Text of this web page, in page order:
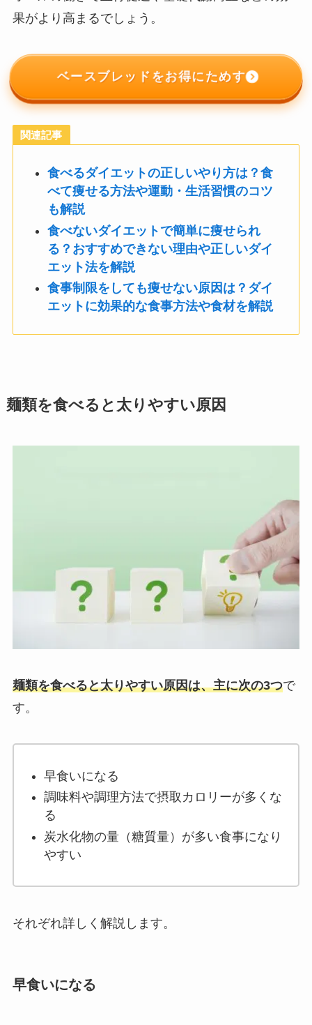
果がより高まるでしょう。
ベースブレッドをお得にためす
関連記事
食べるダイエットの正しいやり方は？食
べて痩せる方法や運動・生活習慣のコツ
も解説
食べないダイエットで簡単に痩せられ
る？おすすめできない理由や正しいダイ
エット法を解説
食事制限をしても痩せない原因は？ダイ
エットに効果的な食事方法や食材を解説
麺類を食べると太りやすい原因
麺類を食べると太りやすい原因は、主に次の3つで
す。
早食いになる
調味料や調理方法で摂取カロリーが多くな
る
炭水化物の量（糖質量）が多い食事になり
やすい
それぞれ詳しく解説します。
早食いになる